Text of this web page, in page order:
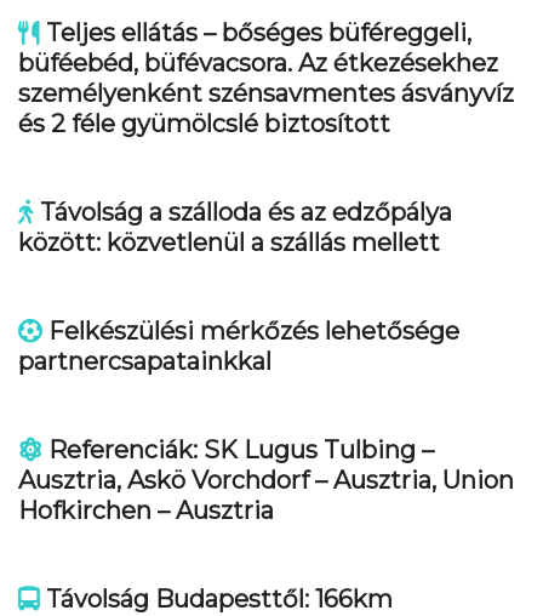
Teljes ellátás – bőséges büféreggeli,
büféebéd, büfévacsora. Az étkezésekhez
személyenként szénsavmentes ásványvíz
és 2 féle gyümölcslé biztosított
Távolság a szálloda és az edzőpálya
között: közvetlenül a szállás mellett
Felkészülési mérkőzés lehetősége
partnercsapatainkkal
Referenciák: SK Lugus Tulbing –
Ausztria, Askö Vorchdorf – Ausztria, Union
Hofkirchen – Ausztria
Távolság Budapesttől: 166km